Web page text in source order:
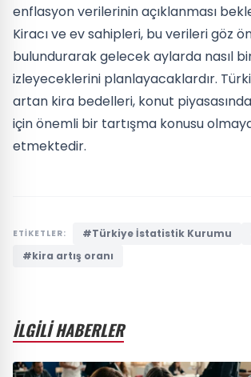
enflasyon verilerinin açıklanması
Kiracı ve ev sahipleri, bu verileri göz
bulundurarak gelecek aylarda nasıl
izleyeceklerini planlayacaklardır.
artan kira bedelleri, konut
için önemli bir tartışma konusu
etmektedir.
ETİKETLER: #Türkiye İstatistik Kurumu
#kira artış oranı
İLGİLİ HABERLER